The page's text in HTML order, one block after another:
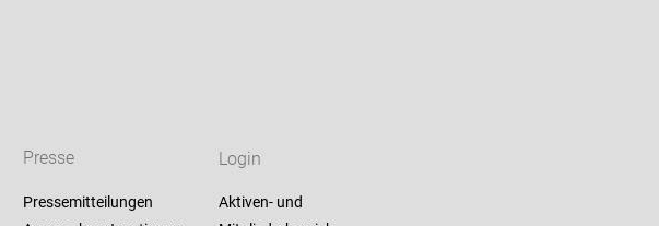
Presse
Pressemitteilungen
Login
Aktiven- und